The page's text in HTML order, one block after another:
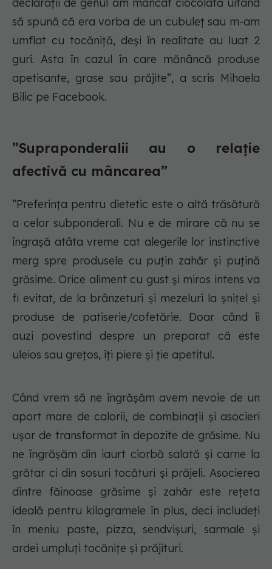
declarații de genul am mâncat ciocolată uitând
să spună că era vorba de un cubuleț sau m-am
umflat cu tocăniță, deși în realitate au luat 2
guri. Asta în cazul în care mănâncă produse
apetisante, grase sau prăjite”, a scris Mihaela
Bilic pe Facebook.
”Supraponderalii au o relație
afectivă cu mâncarea”
”Preferința pentru dietetic este o altă trăsătură
a celor subponderali. Nu e de mirare că nu se
îngrașă atâta vreme cat alegerile lor instinctive
merg spre produsele cu puțin zahăr și puțină
grăsime. Orice aliment cu gust și miros intens va
fi evitat, de la brânzeturi și mezeluri la șnițel și
produse de patiserie/cofetărie. Doar când îi
auzi povestind despre un preparat că este
uleios sau grețos, îți piere și ție apetitul.
Când vrem să ne îngrășăm avem nevoie de un
aport mare de calorii, de combinații și asocieri
ușor de transformat în depozite de grăsime. Nu
ne îngrășăm din iaurt ciorbă salată și carne la
grătar ci din sosuri tocături și prăjeli. Asocierea
dintre făinoase grăsime și zahăr este rețeta
ideală pentru kilogramele în plus, deci includeți
în meniu paste, pizza, sendvișuri, sarmale și
ardei umpluți tocănițe și prăjituri.